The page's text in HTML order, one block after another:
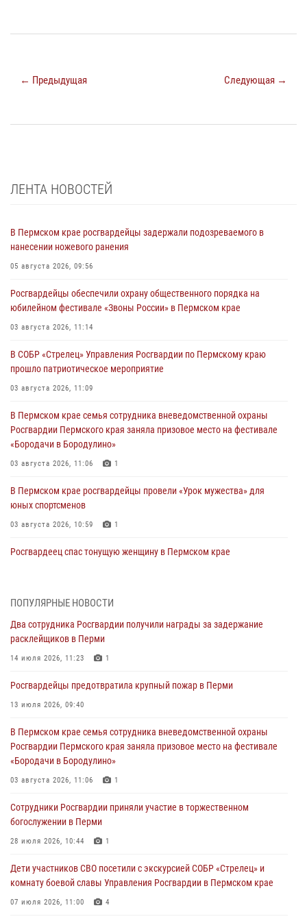
← Предыдущая Следующая →
ЛЕНТА НОВОСТЕЙ
В Пермском крае росгвардейцы задержали подозреваемого в
нанесении ножевого ранения
05 августа 2026, 09:56
Росгвардейцы обеспечили охрану общественного порядка на
юбилейном фестивале «Звоны России» в Пермском крае
03 августа 2026, 11:14
В СОБР «Стрелец» Управления Росгвардии по Пермскому краю
прошло патриотическое мероприятие
03 августа 2026, 11:09
В Пермском крае семья сотрудника вневедомственной охраны
Росгвардии Пермского края заняла призовое место на фестивале
«Бородачи в Бородулино»
03 августа 2026, 11:06 1
В Пермском крае росгвардейцы провели «Урок мужества» для
юных спортсменов
03 августа 2026, 10:59 1
Росгвардеец спас тонущую женщину в Пермском крае
Сотрудники Росгвардии приняли участие в торжественном
28 июля 2026, 10:44 1
Росгвардейцы оказали силовую поддержку при задержании
28 июля 2026, 06:15
ведомственной акции «Каникулы с Росгвардией»
24 июля 2026, 08:45
Юные защитники порядка: росгвардейцы провели день в клубе
24 июля 2026, 08:43
ПОПУЛЯРНЫЕ НОВОСТИ
Два сотрудника Росгвардии получили награды за задержание
расклейщиков в Перми
14 июля 2026, 11:23 1
Росгвардейцы предотвратила крупный пожар в Перми
13 июля 2026, 09:40
В Пермском крае семья сотрудника вневедомственной охраны
Росгвардии Пермского края заняла призовое место на фестивале
«Бородачи в Бородулино»
03 августа 2026, 11:06 1
Сотрудники Росгвардии приняли участие в торжественном
богослужении в Перми
28 июля 2026, 10:44 1
Дети участников СВО посетили с экскурсией СОБР «Стрелец» и
комнату боевой славы Управления Росгвардии в Пермском крае
07 июля 2026, 11:00 4